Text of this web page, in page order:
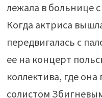
лежала в больнице
Когда актриса
передвигалась с
ее на концерт
коллектива, где
солистом